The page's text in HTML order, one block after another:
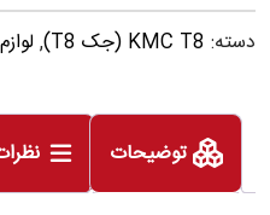
دسته: KMC T8 (جک T8) ,
توضیحات